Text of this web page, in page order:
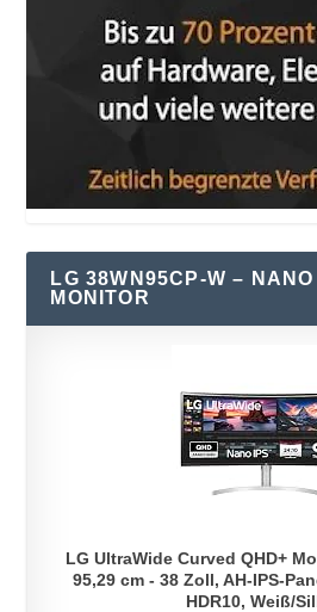
LG 38WN95CP-W –
MONITOR
LG UltraWide Curved QHD+
95,29 cm - 38 Zoll, AH-IPS-
HDR10, Weiß/